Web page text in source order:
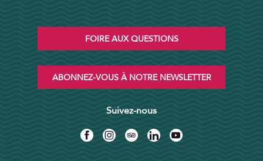
FOIRE AUX QUESTIONS
ABONNEZ-VOUS À NOTRE NEWSLETTER
Suivez-nous